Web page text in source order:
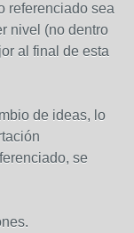
referenciado sea
nivel (no dentro
al final de esta
de ideas, lo
se